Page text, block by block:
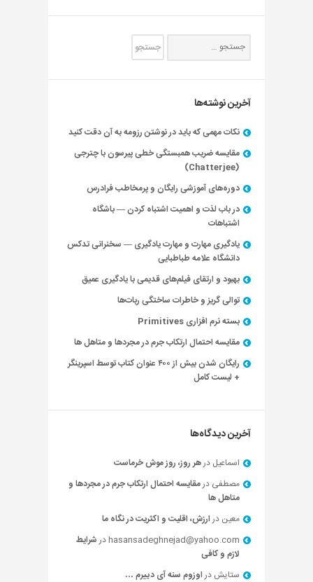
آخرین نوشته‌ها
نکات مهمی که باید در نوشتن رزومه به آن دقت کنید
مقایسه ضریب همبستگی خطی پیرسون با چترجی
(Chatterjee)
دوره‌های آموزشی رایگان و پرمخاطب فرادرس
در باب لذت و اهمیت اشتباه کردن — باشگاه
اشتباهات
یادگیری مهارت و مهارت یادگیری — سخنرانی تدکس
دانشگاه علامه طباطبایی
بهبود و ارتقای فیلم‌های قدیمی با یادگیری عمیق
توالی گریز و خاطرات ساختگی ربات‌ها
بسته نرم افزاری Primitives
مقایسه احتمال ارتکاب جرم در مجردها و متاهل ها
رایگان شدن بیش از ۴۰۰ عنوان کتاب توسط اسپرینگر
+ لیست کامل
آخرین دیدگاه‌ها
اسماعیل درهر روز، روز موش خرماست
مصطفی درمقایسه احتمال ارتکاب جرم در مجردها و
متاهل ها
معین درارزش، اقلیت و اکثریت در نگاه ما
hasansadeghnejad@yahoo.com درشرایط
لازم و کافی
ستایش دراوزوم سنه آی دییرم …